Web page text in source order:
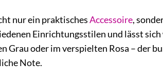
nur ein praktischesAccessoire,
Einrichtungsstilen und lässt
Grau oder im verspielten Rosa – der
Note.